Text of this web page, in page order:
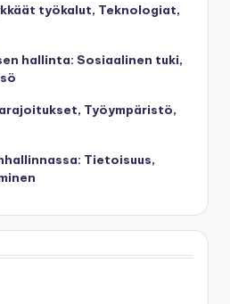
työkalut, Teknologiat,
hallinta: Sosiaalinen tuki,
Työympäristö,
Tietoisuus,